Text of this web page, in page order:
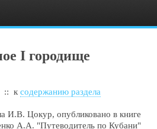
I городище
:: ксодержанию раздела
И.В. Цокур, опубликовано в книге
А.А. "Путеводитель по Кубани"